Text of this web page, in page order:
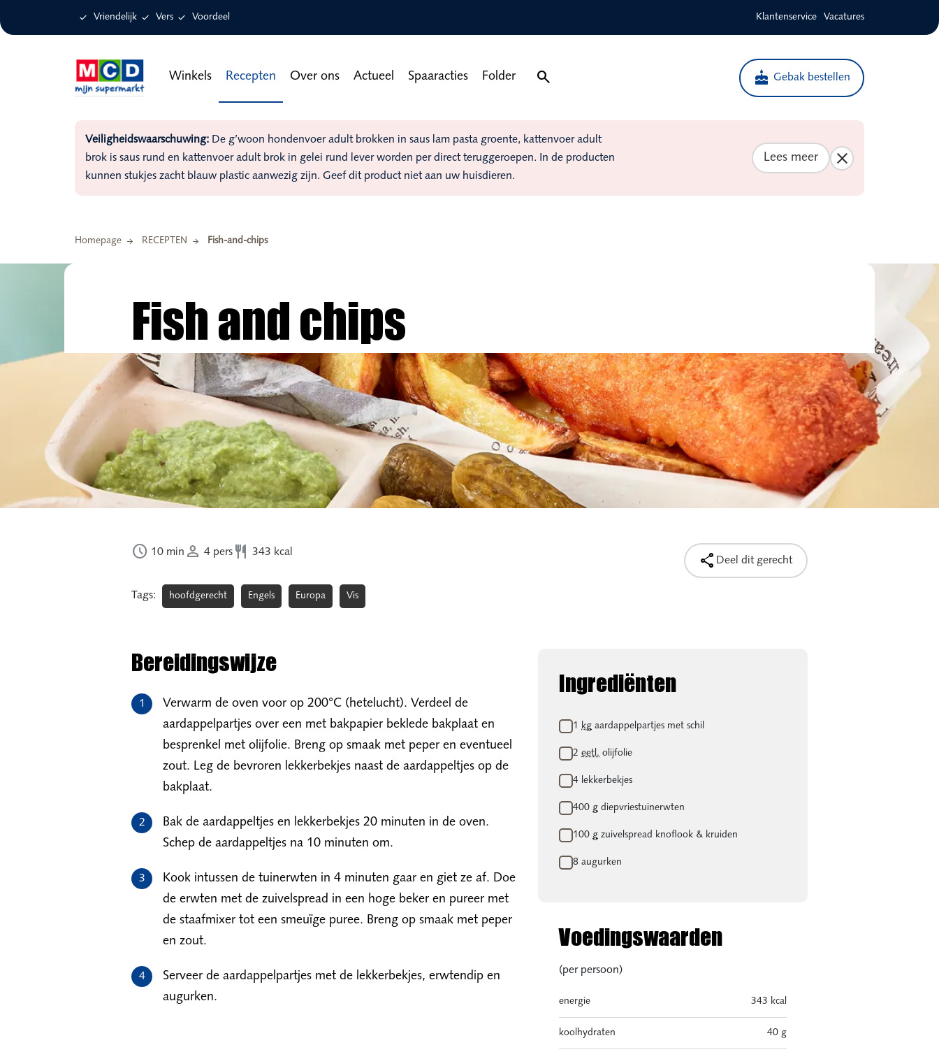
 Vriendelijk  Vers  Voordeel Klantenservice Vacatures
Winkels Recepten Over ons Actueel Spaaracties Folder  cake Gebak bestellen
Veiligheidswaarschuwing: De g’woon hondenvoer adult brokken in saus lam pasta groente, kattenvoer adult
brok is saus rund en kattenvoer adult brok in gelei rund lever worden per direct teruggeroepen. In de producten
kunnen stukjes zacht blauw plastic aanwezig zijn. Geef dit product niet aan uw huisdieren.
Lees meer
Homepage RECEPTEN Fish-and-chips
Fish and chips
 10 min  4 pers  343 kcal
Tags: hoofdgerecht Engels Europa Vis
 Deel dit gerecht
Bereidingswijze
Verwarm de oven voor op 200°C (hetelucht). Verdeel de
aardappelpartjes over een met bakpapier beklede bakplaat en
besprenkel met olijfolie. Breng op smaak met peper en eventueel
zout. Leg de bevroren lekkerbekjes naast de aardappeltjes op de
bakplaat.
Bak de aardappeltjes en lekkerbekjes 20 minuten in de oven.
Schep de aardappeltjes na 10 minuten om.
Kook intussen de tuinerwten in 4 minuten gaar en giet ze af. Doe
de erwten met de zuivelspread in een hoge beker en pureer met
de staafmixer tot een smeuïge puree. Breng op smaak met peper
en zout.
Serveer de aardappelpartjes met de lekkerbekjes, erwtendip en
augurken.
Ingrediënten
Boodschappenlijstje
1kg aardappelpartjes met schil
2eetl. olijfolie
4 lekkerbekjes
400 g diepvriestuinerwten
100 g zuivelspread knoflook & kruiden
8 augurken
Voedingswaarden
(per persoon)
energie 343 kcal
koolhydraten 40 g